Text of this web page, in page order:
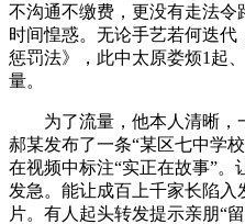
不沟通不缴费，更没有走法
时间惶惑。无论手艺若何迭
惩罚法》，此中太原娄烦1起
量。
为了流量，他本人清晰，
郝某发布了一条“某区七中学
在视频中标注“实正在故事”
发急。能让成百上千家长陷
片。有人起头转发提示亲朋“留